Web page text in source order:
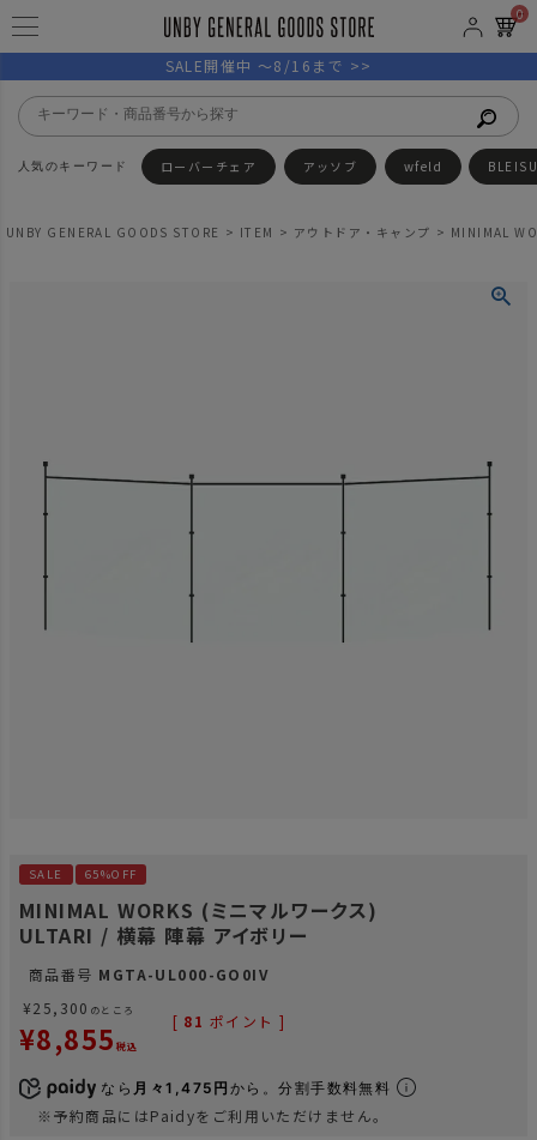
0
SALE開催中 ～8/16まで >>
ローバーチェア アッソブ wfeld
UNBY GENERAL GOODS STORE ITEM アウトドア・キャンプ MINIMAL
SALE 65%OFF
MINIMAL WORKS (ミニマルワークス)
ULTARI / 横幕 陣幕 アイボリー
商品番号 MGTA-UL000-GO0IV
¥25,300 のところ
¥8,855 税込
[ 81 ポイント ]
なら 月々1,475円 から。分割手数料無料
※予約商品にはPaidyをご利用いただけません。